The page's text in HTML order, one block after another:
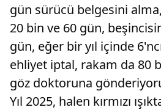
gün sürücü belgesini
20 bin ve 60 gün,
gün, eğer bir yıl içinde
ehliyet iptal, rakam da 80
göz doktoruna
Yıl 2025, halen kırmızı